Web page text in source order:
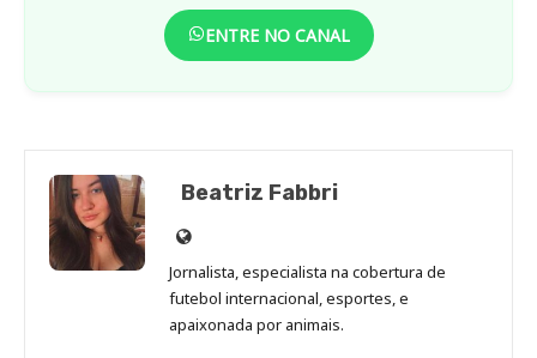
ENTRE NO CANAL
Beatriz Fabbri
Site
de
Beatriz
Fabbri
Jornalista, especialista na cobertura de
futebol internacional, esportes, e
apaixonada por animais.